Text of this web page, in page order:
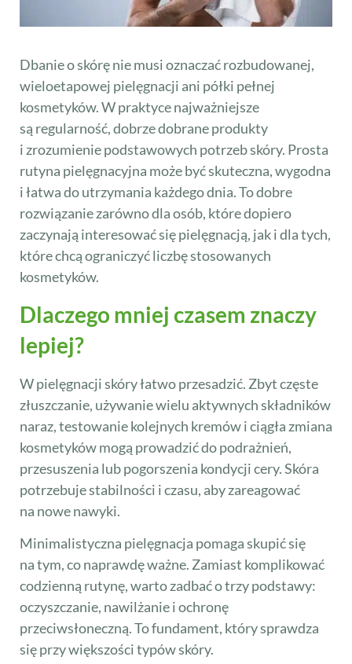
Dbanie o skórę nie musi oznaczać rozbudowanej,
wieloetapowej pielęgnacji ani półki pełnej
kosmetyków. W praktyce najważniejsze
są regularność, dobrze dobrane produkty
i zrozumienie podstawowych potrzeb skóry. Prosta
rutyna pielęgnacyjna może być skuteczna, wygodna
i łatwa do utrzymania każdego dnia. To dobre
rozwiązanie zarówno dla osób, które dopiero
zaczynają interesować się pielęgnacją, jak i dla tych,
które chcą ograniczyć liczbę stosowanych
kosmetyków.
Dlaczego mniej czasem znaczy
lepiej?
W pielęgnacji skóry łatwo przesadzić. Zbyt częste
złuszczanie, używanie wielu aktywnych składników
naraz, testowanie kolejnych kremów i ciągła zmiana
kosmetyków mogą prowadzić do podrażnień,
przesuszenia lub pogorszenia kondycji cery. Skóra
potrzebuje stabilności i czasu, aby zareagować
na nowe nawyki.
Minimalistyczna pielęgnacja pomaga skupić się
na tym, co naprawdę ważne. Zamiast komplikować
codzienną rutynę, warto zadbać o trzy podstawy:
oczyszczanie, nawilżanie i ochronę
przeciwsłoneczną. To fundament, który sprawdza
się przy większości typów skóry.